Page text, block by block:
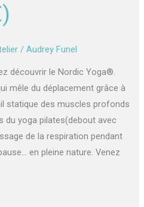
/Audrey Funel
découvrir le Nordic Yoga®.
mêle du déplacement grâce à
statique des muscles profonds
du yoga pilates(debout avec
de la respiration pendant
en pleine nature. Venez